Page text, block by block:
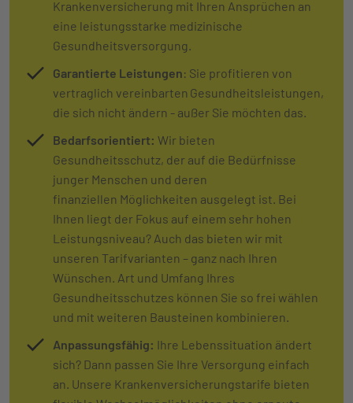
Krankenversicherung mit Ihren Ansprüchen an
eine leistungsstarke medizinische
Gesundheitsversorgung.
Garantierte Leistungen: Sie profitieren von
vertraglich vereinbarten Gesundheitsleistungen,
die sich nicht ändern - außer Sie möchten das.
Bedarfsorientiert: Wir bieten
Gesundheitsschutz, der auf die Bedürfnisse
junger Menschen und deren
finanziellen Möglichkeiten ausgelegt ist. Bei
Ihnen liegt der Fokus auf einem sehr hohen
Leistungsniveau? Auch das bieten wir mit
unseren Tarifvarianten – ganz nach Ihren
Wünschen. Art und Umfang Ihres
Gesundheitsschutzes können Sie so frei wählen
und mit weiteren Bausteinen kombinieren.
Anpassungsfähig: Ihre Lebenssituation ändert
sich? Dann passen Sie Ihre Versorgung einfach
an. Unsere Krankenversicherungstarife bieten